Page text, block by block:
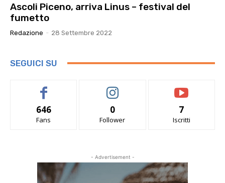
Ascoli Piceno, arriva Linus – festival del
fumetto
Redazione - 28 Settembre 2022
SEGUICI SU
646
Fans
0
Follower
7
Iscritti
- Advertisement -